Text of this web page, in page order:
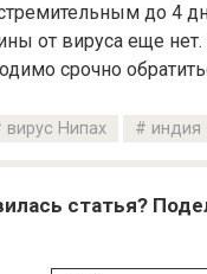
до 4
от вируса еще нет.
срочно
вирус Нипах индия
статья?